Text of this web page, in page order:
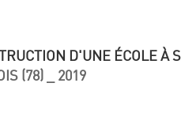
D'UNE ÉCOLE
(78) _ 2019